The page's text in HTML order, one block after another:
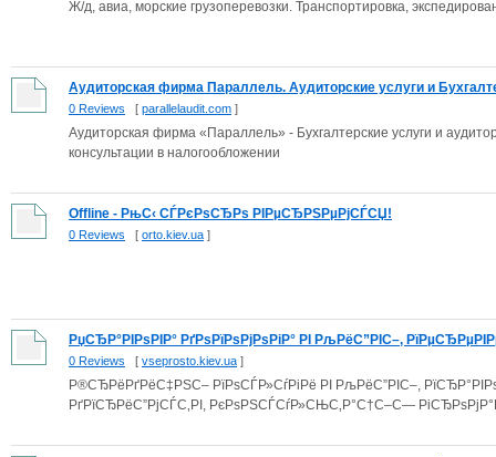
Ж/д, авиа, морские грузоперевозки. Транспортировка,
Аудиторская фирма Параллель. Аудиторские услуги и
0 Reviews [ parallelaudit.com ]
Аудиторская фирма «Параллель» - Бухгалтерские услуги и
консультации в налогообложении
Offline - РњС‹ СЃРєРѕСЂРѕ РІРµСЂРЅРµРјСЃСЏ!
0 Reviews [ orto.kiev.ua ]
РџСЂР°РІРѕРІР° РґРѕРїРѕРјРѕРіР° РІ РљРёС”РІС–,
0 Reviews [ vseprosto.kiev.ua ]
Р®СЂРёРґРёС‡РЅС– РїРѕСЃР»СѓРіРё РІ РљРёС”РІС–,
РґРїСЂРёС”РјСЃС‚РІ, РєРѕРЅСЃСѓР»СЊС‚Р°С†С–С—